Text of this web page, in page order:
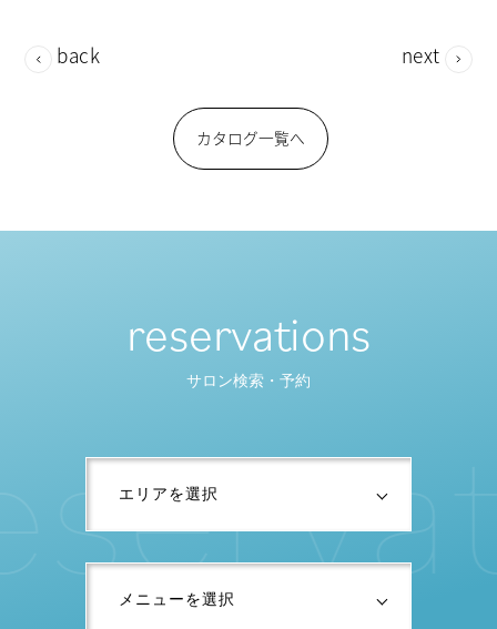
back
カタログ一覧へ
next
reservations
サロン検索・予約
serva